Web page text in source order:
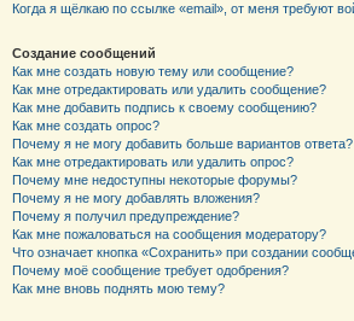
Когда я щёлкаю по ссылке «email», от меня требуют
Создание сообщений
Как мне создать новую тему или сообщение?
Как мне отредактировать или удалить сообщение?
Как мне добавить подпись к своему сообщению?
Как мне создать опрос?
Почему я не могу добавить больше вариантов ответа?
Как мне отредактировать или удалить опрос?
Почему мне недоступны некоторые форумы?
Почему я не могу добавлять вложения?
Почему я получил предупреждение?
Как мне пожаловаться на сообщения модератору?
Что означает кнопка «Сохранить» при создании
Почему моё сообщение требует одобрения?
Как мне вновь поднять мою тему?